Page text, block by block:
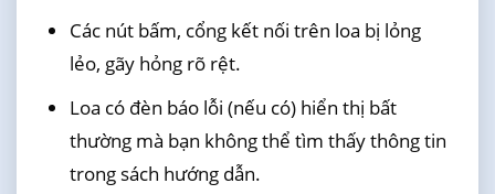
Các nút bấm, cổng kết nối trên loa bị lỏng
lẻo, gãy hỏng rõ rệt.
Loa có đèn báo lỗi (nếu có) hiển thị bất
thường mà bạn không thể tìm thấy thông tin
trong sách hướng dẫn.